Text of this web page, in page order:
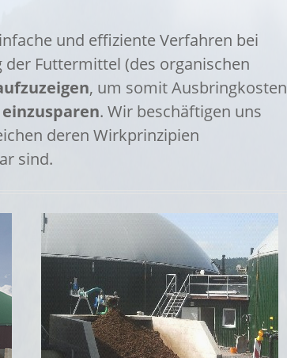
und effiziente Verfahren bei
der Futtermittel (des organischen
, um somit Ausbringkosten
. Wir beschäftigen uns
deren Wirkprinzipien
sind.